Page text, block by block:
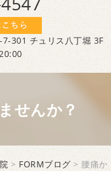
301 チュリス八丁堀 3F
せんか？
> FORMブログ > 腰痛か